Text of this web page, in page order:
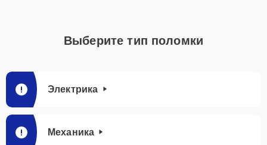
Выберите тип поломки
Электрика
Механика